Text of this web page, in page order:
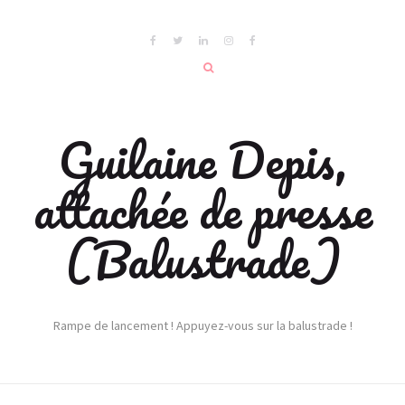
Guilaine Depis,
attachée de presse
(Balustrade)
Rampe de lancement ! Appuyez-vous sur la balustrade !